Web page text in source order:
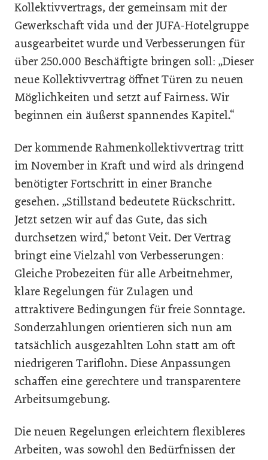
Kollektivvertrags, der gemeinsam mit der
Gewerkschaft vida und der JUFA-Hotelgruppe
ausgearbeitet wurde und Verbesserungen für
über 250.000 Beschäftigte bringen soll: „Dieser
neue Kollektivvertrag öffnet Türen zu neuen
Möglichkeiten und setzt auf Fairness. Wir
beginnen ein äußerst spannendes Kapitel.“
Der kommende Rahmenkollektivvertrag tritt
im November in Kraft und wird als dringend
benötigter Fortschritt in einer Branche
gesehen. „Stillstand bedeutete Rückschritt.
Jetzt setzen wir auf das Gute, das sich
durchsetzen wird,“ betont Veit. Der Vertrag
bringt eine Vielzahl von Verbesserungen:
Gleiche Probezeiten für alle Arbeitnehmer,
klare Regelungen für Zulagen und
attraktivere Bedingungen für freie Sonntage.
Sonderzahlungen orientieren sich nun am
tatsächlich ausgezahlten Lohn statt am oft
niedrigeren Tariflohn. Diese Anpassungen
schaffen eine gerechtere und transparentere
Arbeitsumgebung.
Die neuen Regelungen erleichtern flexibleres
Arbeiten, was sowohl den Bedürfnissen der